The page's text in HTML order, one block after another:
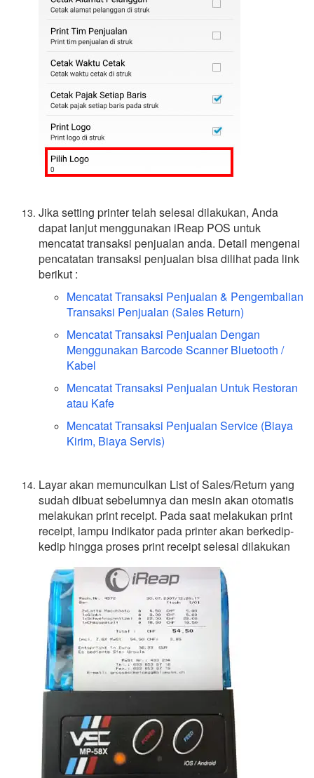
Jika setting printer telah selesai dilakukan, Anda
dapat lanjut menggunakan iReap POS untuk
mencatat transaksi penjualan anda. Detail mengenai
pencatatan transaksi penjualan bisa dilihat pada link
berikut :
Mencatat Transaksi Penjualan & Pengembalian
Transaksi Penjualan (Sales Return)
Mencatat Transaksi Penjualan Dengan
Menggunakan Barcode Scanner Bluetooth /
Kabel
Mencatat Transaksi Penjualan Untuk Restoran
atau Kafe
Mencatat Transaksi Penjualan Service (Biaya
Kirim, Biaya Servis)
Layar akan memunculkan List of Sales/Return yang
sudah dibuat sebelumnya dan mesin akan otomatis
melakukan print receipt. Pada saat melakukan print
receipt, lampu indikator pada printer akan berkedip-
kedip hingga proses print receipt selesai dilakukan